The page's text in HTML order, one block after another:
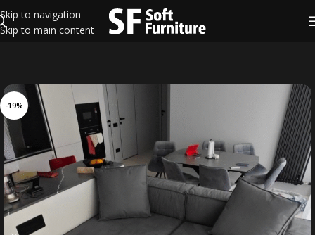
Skip to navigation
Skip to main content
-19%